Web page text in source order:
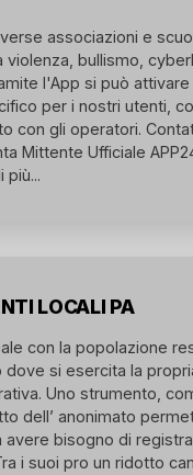
associazioni e
bullismo,
l'App si può attivare
per i nostri utenti,
con gli operatori.
Mittente Ufficiale
più...
LOCALI PA
con la popolazione
si esercita la
Uno strumento,
dell’ anonimato
bisogno di
i suoi pro un ridotto